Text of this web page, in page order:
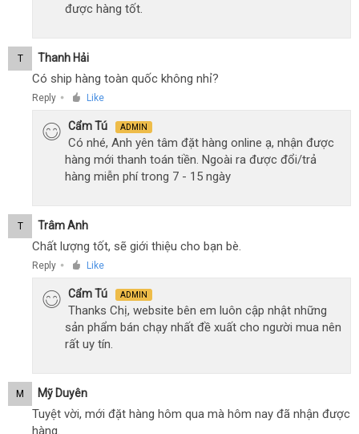
được hàng tốt.
T Thanh Hải
Có ship hàng toàn quốc không nhỉ?
Reply ● Like
Cẩm Tú ADMIN
Có nhé, Anh yên tâm đặt hàng online ạ, nhận được
hàng mới thanh toán tiền. Ngoài ra được đổi/trả
hàng miễn phí trong 7 - 15 ngày
T Trâm Anh
Chất lượng tốt, sẽ giới thiệu cho bạn bè.
Reply ● Like
Cẩm Tú ADMIN
Thanks Chị, website bên em luôn cập nhật những
sản phẩm bán chạy nhất đề xuất cho người mua nên
rất uy tín.
M Mỹ Duyên
Tuyệt vời, mới đặt hàng hôm qua mà hôm nay đã nhận được
hàng.